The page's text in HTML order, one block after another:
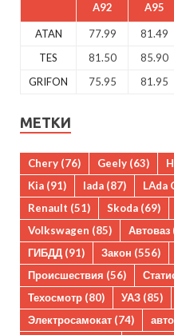
A92 A95
ATAN 77.99 81.49
TES
81.50 85.90
GRIFON
75.95 81.95
МЕТКИ
Chery (76) Geely (63)
Kia (91) lada (87) LAda
Renault (51) Skoda (69)
Volkswagen (85) Автоваз
ГИБДД (91) Закон (556)
Происшествия (56)
Техосмотр (80) УАЗ (85)
Электросамокат (74)